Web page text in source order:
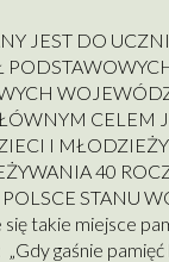
JEST DO
CELEM
I
40
STANU
się takie miejsce
gaśnie pamięć